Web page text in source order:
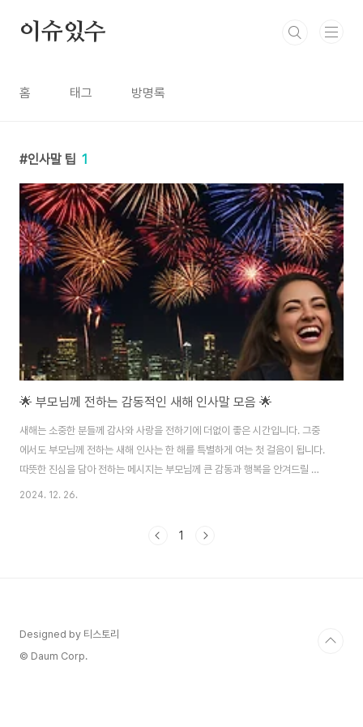
이슈있수
홈 태그 방명록
인사말 팁 1
🌟 부모님께 전하는 감동적인 새해 인사말 모음 🌟
새해는 소중한 분들께 감사와 사랑을 전하기에 더없이 좋은 시간입니다. 그중
에서도 부모님께 전하는 새해 인사는 한 해를 특별하게 여는 첫 걸음이 됩니다.
따뜻한 진심을 담아 전하는 메시지는 부모님께 큰 감동과 행복을 안겨드릴 것
입니다. 아래는 부모님께 전할 감동적인 새해 인사말을 모아본 것입니다. 각 문
🎇 1. 부모님의 건강과 행복을 기원하는 메시지새해가 밝아오며 가장 먼저 떠
2024. 12. 26.
1
Designed by 티스토리
© Daum Corp.